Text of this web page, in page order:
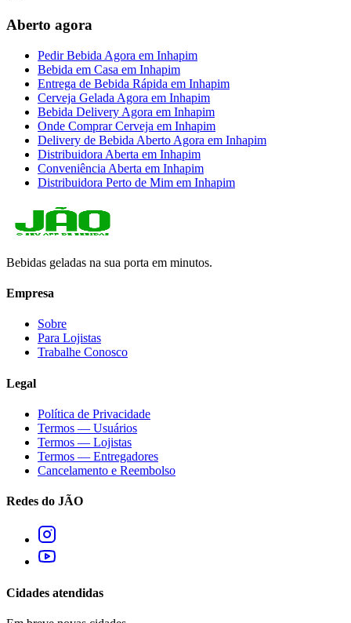
Aberto agora
Pedir Bebida Agora em Inhapim
Bebida em Casa em Inhapim
Entrega de Bebida Rápida em Inhapim
Cerveja Gelada Agora em Inhapim
Bebida Delivery Agora em Inhapim
Onde Comprar Cerveja em Inhapim
Delivery de Bebida Aberto Agora em Inhapim
Distribuidora Aberta em Inhapim
Conveniência Aberta em Inhapim
Distribuidora Perto de Mim em Inhapim
Bebidas geladas na sua porta em minutos.
Empresa
Sobre
Para Lojistas
Trabalhe Conosco
Legal
Política de Privacidade
Termos — Usuários
Termos — Lojistas
Termos — Entregadores
Cancelamento e Reembolso
Redes do JÃO
Cidades atendidas